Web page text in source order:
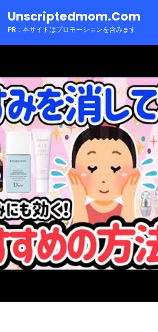
toUnscriptedmom.com
PR：本サイトはプロモーションを含みます